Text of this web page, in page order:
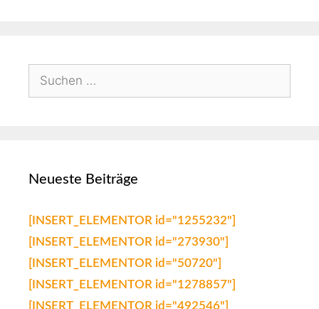
Neueste Beiträge
[INSERT_ELEMENTOR id="1255232"]
[INSERT_ELEMENTOR id="273930"]
[INSERT_ELEMENTOR id="50720"]
[INSERT_ELEMENTOR id="1278857"]
[INSERT_ELEMENTOR id="492546"]